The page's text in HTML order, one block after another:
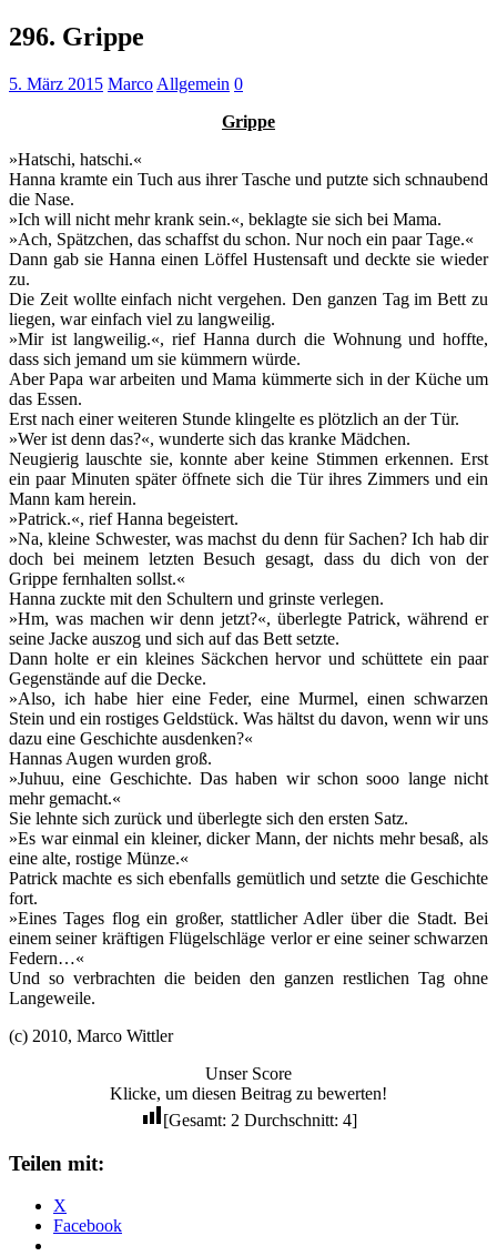
296. Grippe
5. März 2015 Marco Allgemein 0
Grippe
»Hatschi, hatschi.«
Hanna kramte ein Tuch aus ihrer Tasche und putzte sich schnaubend
die Nase.
»Ich will nicht mehr krank sein.«, beklagte sie sich bei Mama.
»Ach, Spätzchen, das schaffst du schon. Nur noch ein paar Tage.«
Dann gab sie Hanna einen Löffel Hustensaft und deckte sie wieder
zu.
Die Zeit wollte einfach nicht vergehen. Den ganzen Tag im Bett zu
liegen, war einfach viel zu langweilig.
»Mir ist langweilig.«, rief Hanna durch die Wohnung und hoffte,
dass sich jemand um sie kümmern würde.
Aber Papa war arbeiten und Mama kümmerte sich in der Küche um
das Essen.
Erst nach einer weiteren Stunde klingelte es plötzlich an der Tür.
»Wer ist denn das?«, wunderte sich das kranke Mädchen.
Neugierig lauschte sie, konnte aber keine Stimmen erkennen. Erst
ein paar Minuten später öffnete sich die Tür ihres Zimmers und ein
Mann kam herein.
»Patrick.«, rief Hanna begeistert.
»Na, kleine Schwester, was machst du denn für Sachen? Ich hab dir
doch bei meinem letzten Besuch gesagt, dass du dich von der
Grippe fernhalten sollst.«
Hanna zuckte mit den Schultern und grinste verlegen.
»Hm, was machen wir denn jetzt?«, überlegte Patrick, während er
seine Jacke auszog und sich auf das Bett setzte.
Dann holte er ein kleines Säckchen hervor und schüttete ein paar
Gegenstände auf die Decke.
»Also, ich habe hier eine Feder, eine Murmel, einen schwarzen
Stein und ein rostiges Geldstück. Was hältst du davon, wenn wir uns
dazu eine Geschichte ausdenken?«
Hannas Augen wurden groß.
»Juhuu, eine Geschichte. Das haben wir schon sooo lange nicht
mehr gemacht.«
Sie lehnte sich zurück und überlegte sich den ersten Satz.
»Es war einmal ein kleiner, dicker Mann, der nichts mehr besaß, als
eine alte, rostige Münze.«
Patrick machte es sich ebenfalls gemütlich und setzte die Geschichte
fort.
»Eines Tages flog ein großer, stattlicher Adler über die Stadt. Bei
einem seiner kräftigen Flügelschläge verlor er eine seiner schwarzen
Federn…«
Und so verbrachten die beiden den ganzen restlichen Tag ohne
Langeweile.
(c) 2010, Marco Wittler
Unser Score
Klicke, um diesen Beitrag zu bewerten!
[Gesamt: 2 Durchschnitt: 4]
Teilen mit:
X
Facebook